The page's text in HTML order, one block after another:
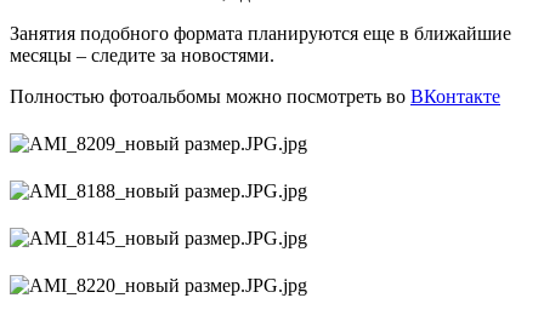
Занятия подобного формата планируются еще в ближайшие
месяцы – следите за новостями.
Полностью фотоальбомы можно посмотреть во ВКонтакте